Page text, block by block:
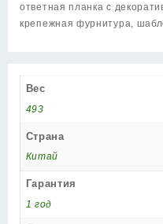
ответная планка с
крепежная фурнитура,
Вес
493
Страна
Китай
Гарантия
1 год